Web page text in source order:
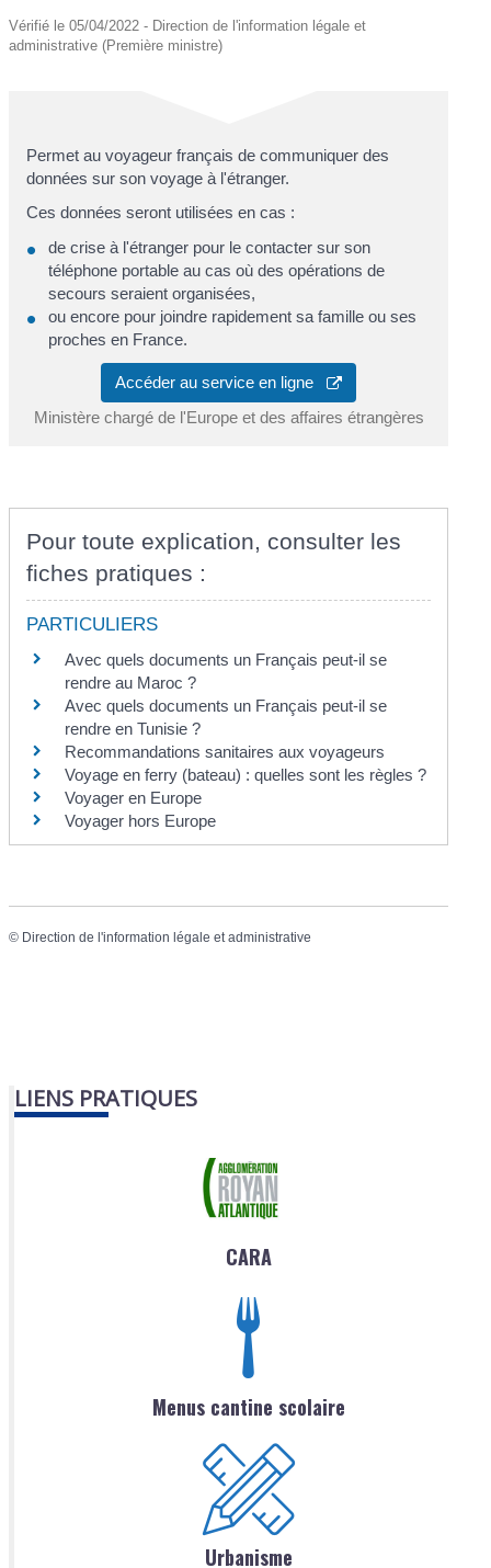
Vérifié le 05/04/2022 - Direction de l'information légale et
administrative (Première ministre)
Permet au voyageur français de communiquer des
données sur son voyage à l'étranger.
Ces données seront utilisées en cas :
de crise à l'étranger pour le contacter sur son
téléphone portable au cas où des opérations de
secours seraient organisées,
ou encore pour joindre rapidement sa famille ou ses
proches en France.
Accéder au service en ligne
Ministère chargé de l'Europe et des affaires étrangères
Pour toute explication, consulter les
fiches pratiques :
PARTICULIERS
Avec quels documents un Français peut-il se
rendre au Maroc ?
Avec quels documents un Français peut-il se
rendre en Tunisie ?
Recommandations sanitaires aux voyageurs
Voyage en ferry (bateau) : quelles sont les règles ?
Voyager en Europe
Voyager hors Europe
© Direction de l'information légale et administrative
LIENS PRATIQUES
CARA
Menus cantine scolaire
Urbanisme